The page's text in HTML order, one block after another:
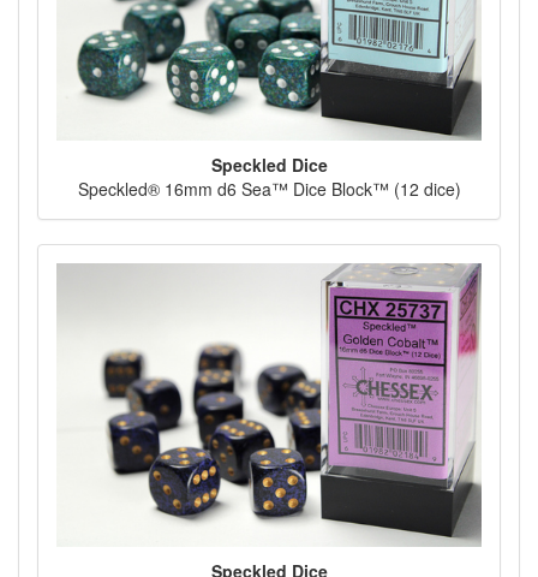
Speckled Dice
Speckled® 16mm d6 Sea™ Dice Block™ (12 dice)
Speckled Dice